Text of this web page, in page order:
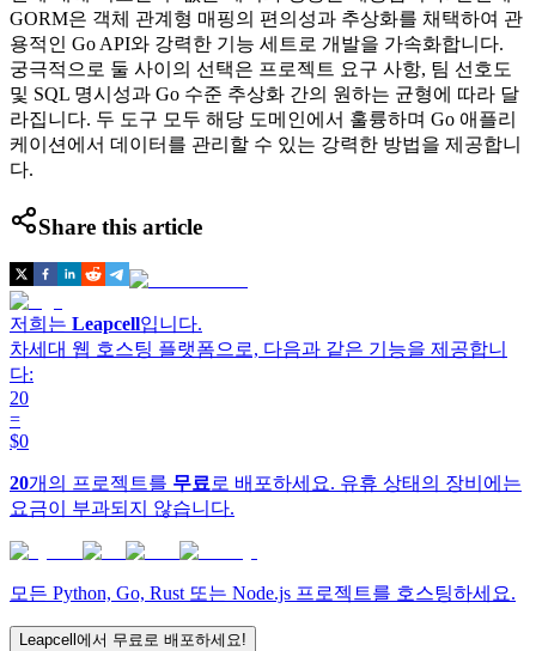
GORM은 객체 관계형 매핑의 편의성과 추상화를 채택하여 관
용적인 Go API와 강력한 기능 세트로 개발을 가속화합니다.
궁극적으로 둘 사이의 선택은 프로젝트 요구 사항, 팀 선호도
및 SQL 명시성과 Go 수준 추상화 간의 원하는 균형에 따라 달
라집니다. 두 도구 모두 해당 도메인에서 훌륭하며 Go 애플리
케이션에서 데이터를 관리할 수 있는 강력한 방법을 제공합니
다.
Share this article
저희는 Leapcell입니다.
차세대 웹 호스팅 플랫폼으로, 다음과 같은 기능을 제공합니
다:
20
=
$0
20개의 프로젝트를 무료 로 배포하세요. 유휴 상태의 장비에는
요금이 부과되지 않습니다.
모든 Python, Go, Rust 또는 Node.js 프로젝트를 호스팅하세요.
Leapcell에서 무료로 배포하세요!